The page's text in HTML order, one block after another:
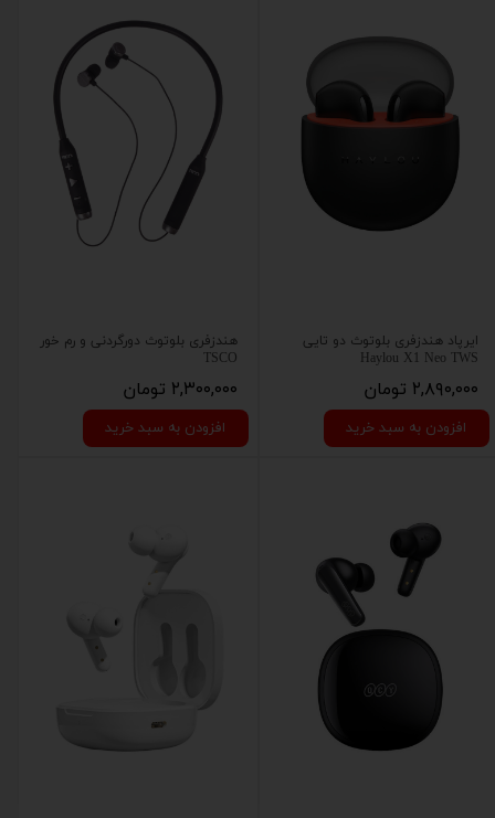
ایرپاد هندزفری بلوتوث دو تایی
Haylou X1 Neo TWS
۲,۸۹۰,۰۰۰ تومان
افزودن به سبد خرید
هندزفری بلوتوث دورگردنی و رم خور
TSCO
۲,۳۰۰,۰۰۰ تومان
افزودن به سبد خرید